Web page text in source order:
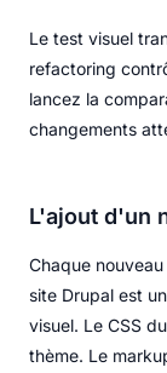
Le test visuel
refactoring
lancez la
changements
L'ajout d'un
Chaque
site Drupal est
visuel. Le CSS
thème. Le